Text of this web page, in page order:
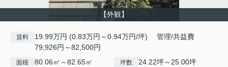
【外観】
賃料
19.99万円 (0.83万円～0.94万円/坪) 管理/共益費
79,926円～82,500円
面積 80.06㎡～82.65㎡ 坪数 24.22坪～25.00坪